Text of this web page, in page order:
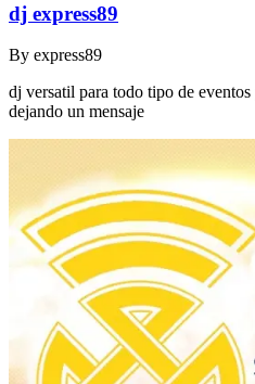
dj express89
By express89
dj versatil para todo tipo de
dejando un mensaje